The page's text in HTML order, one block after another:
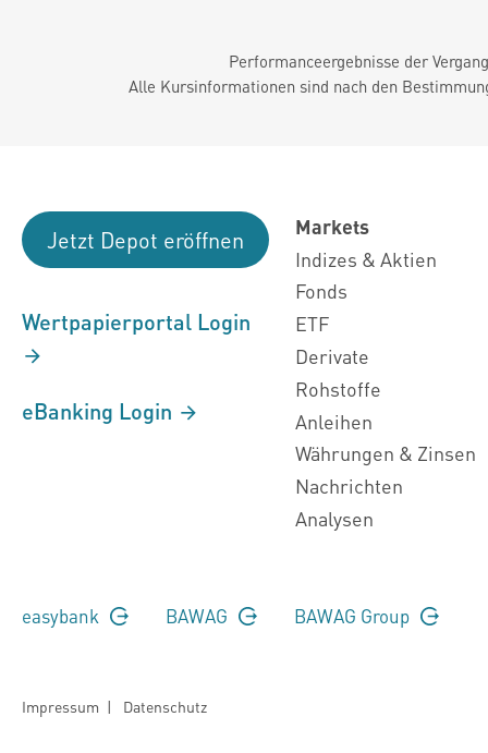
Performanceergebnisse der
Alle Kursinformationen sind nach den
Jetzt Depot eröffnen
Wertpapierportal Login
eBanking Login
Markets
Indizes & Aktien
Fonds
ETF
Derivate
Rohstoffe
Anleihen
Währungen & Zinsen
Nachrichten
Analysen
easybank BAWAG BAWAG Group
Impressum | Datenschutz